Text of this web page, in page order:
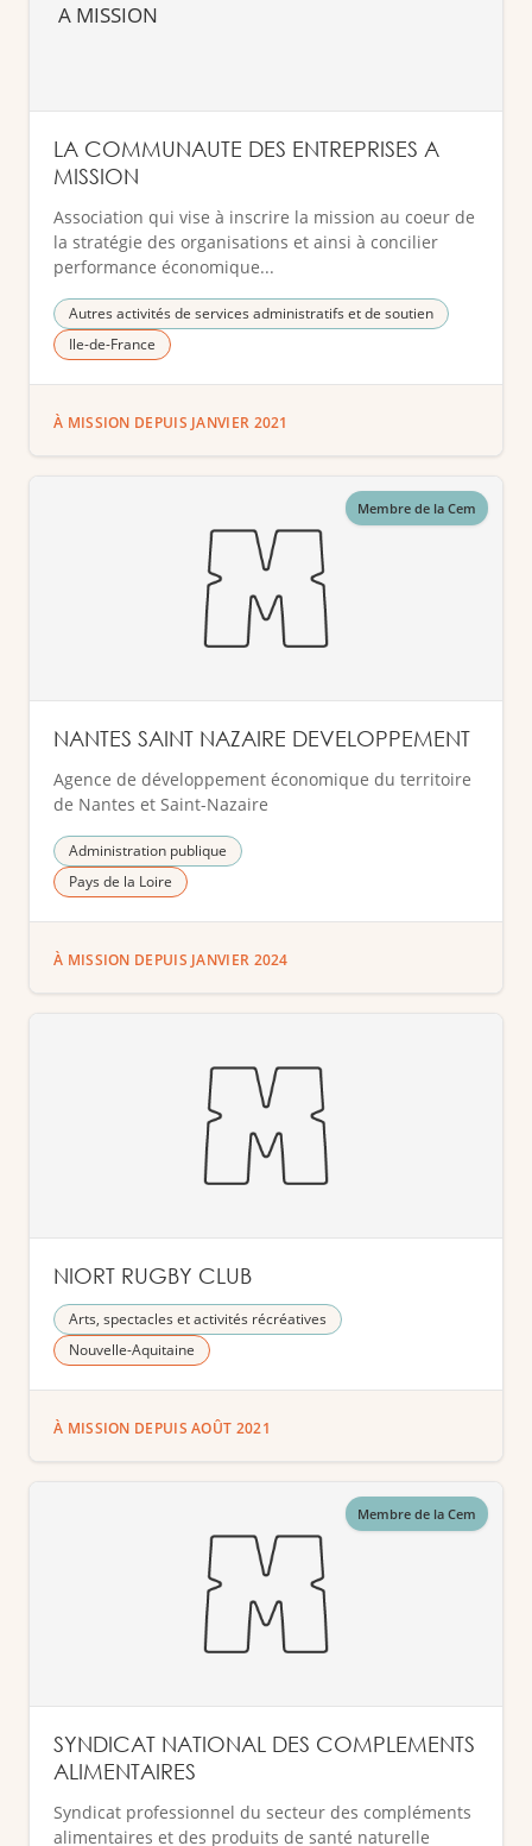
LA COMMUNAUTE DES ENTREPRISES A
MISSION
Association qui vise à inscrire la mission au coeur de
la stratégie des organisations et ainsi à concilier
performance économique...
Autres activités de services administratifs et de soutien
Ile-de-France
À MISSION DEPUIS JANVIER 2021
Membre de la Cem
NANTES SAINT NAZAIRE DEVELOPPEMENT
Agence de développement économique du territoire
de Nantes et Saint-Nazaire
Administration publique
Pays de la Loire
À MISSION DEPUIS JANVIER 2024
NIORT RUGBY CLUB
Arts, spectacles et activités récréatives
Nouvelle-Aquitaine
À MISSION DEPUIS AOÛT 2021
Membre de la Cem
SYNDICAT NATIONAL DES COMPLEMENTS
ALIMENTAIRES
Syndicat professionnel du secteur des compléments
alimentaires et des produits de santé naturelle